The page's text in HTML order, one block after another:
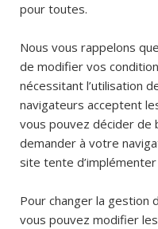
pour toutes.
Nous vous rappelons
de modifier vos
nécessitant l’utilisation
navigateurs acceptent
vous pouvez décider de
demander à votre
site tente
Pour changer la gestion
vous pouvez modifier